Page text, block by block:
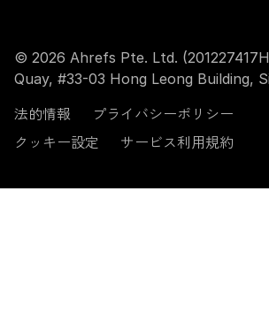
© 2026 Ahrefs Pte. Ltd.
Quay, #33-03 Hong Leong Building,
法的情報
プライバシーポリシー
クッキー設定
サービス利用規約